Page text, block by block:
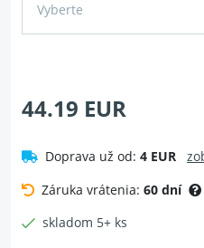
Vyberte
44.19 EUR
Doprava už od: 4 EUR
Záruka vrátenia: 60 dní
skladom 5+ ks